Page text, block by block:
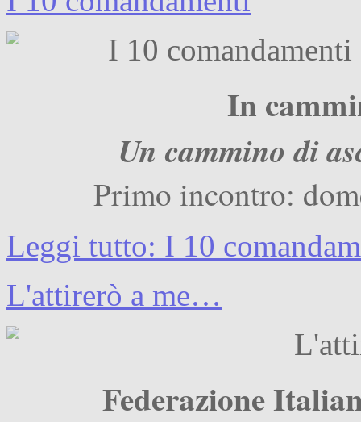
In
Un cammino di
Primo incontro:
Leggi tutto: I 10
L'attirerò a me…
Federazione